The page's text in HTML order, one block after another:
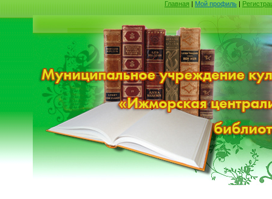
Главная | Мой профиль |